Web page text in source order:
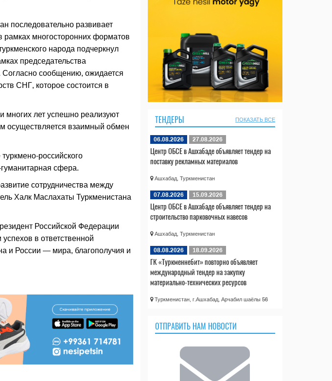
последовательно развивает
рамках многосторонних форматов
народа подчеркнул
председательства
Согласно сообщению, ожидается
СНГ, которое состоится в
многих лет успешно реализуют
осуществляется взаимный обмен
российского
гуманитарная сфера.
сотрудничества между
Халк Маслахаты Туркменистана
Российской Федерации
в ответственной
и России — мира, благополучия и
ТЕНДЕРЫ ПОКАЗАТЬ ВСЕ
06.08.2026 27.08.2026
Центр ОБСЕ в Ашхабаде объявляет тендер на
поставку рекламных материалов
Ашхабад, Туркменистан
07.08.2026 15.09.2026
Центр ОБСЕ в Ашхабаде объявляет тендер на
строительство парковочных навесов
Ашхабад, Туркменистан
08.08.2026 18.09.2026
ГК «Туркменнебит» повторно объявляет
международный тендер на закупку
материально-технических ресурсов
Туркменистан, г.Ашхабад, Арчабил шаёлы 56
ОТПРАВИТЬ НАМ НОВОСТИ